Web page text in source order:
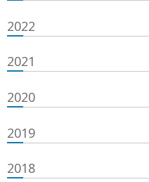
2022
2021
2020
2019
2018